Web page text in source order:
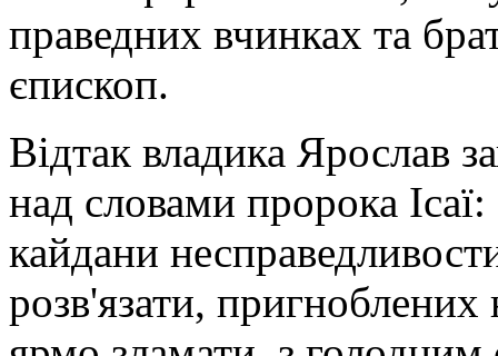
праведних вчинках та
єпископ.
Відтак владика Ярослав
над словами пророка
кайдани
розв'язати,